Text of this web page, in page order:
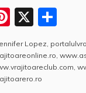
Pi
nt
er
e
X
a
rt
aj
Lopez,
,
,